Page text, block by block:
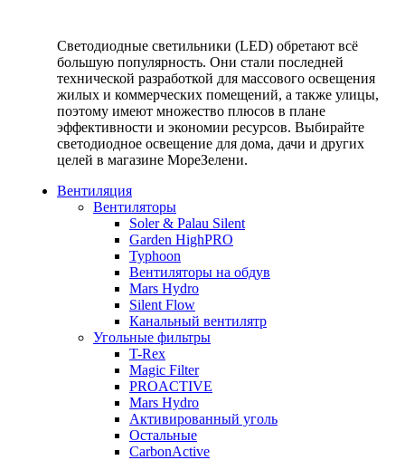
Светодиодные светильники (LED) обретают всё
большую популярность. Они стали последней
технической разработкой для массового освещения
жилых и коммерческих помещений, а также улицы,
поэтому имеют множество плюсов в плане
эффективности и экономии ресурсов. Выбирайте
светодиодное освещение для дома, дачи и других
целей в магазине МореЗелени.
Вентиляция
Вентиляторы
Soler & Palau Silent
Garden HighPRO
Typhoon
Вентиляторы на обдув
Mars Hydro
Silent Flow
Канальный вентилятр
Угольные фильтры
T-Rex
Magic Filter
PROACTIVE
Mars Hydro
Активированный уголь
Остальные
CarbonActive